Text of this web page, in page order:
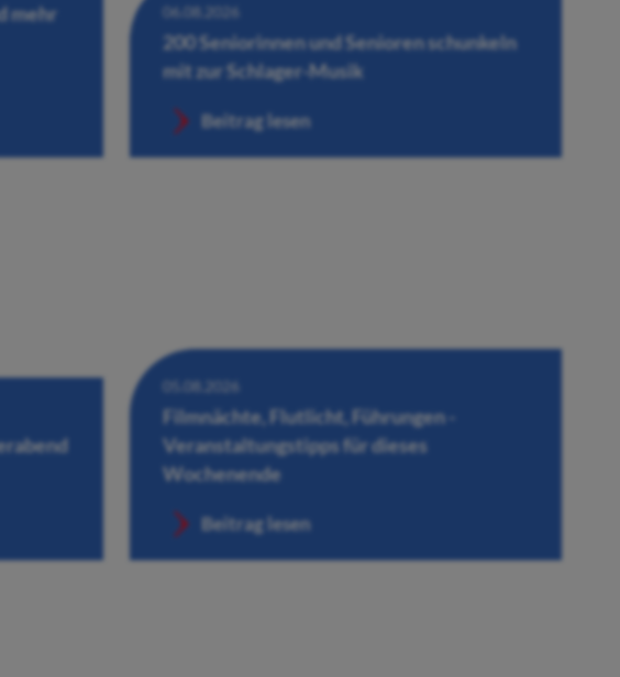
mehr
06.08.2026
200 Seniorinnen und Senioren schunkeln
mit zur Schlager-Musik
Beitrag lesen
05.08.2026
Filmnächte, Flutlicht, Führungen -
Veranstaltungstipps für dieses
Wochenende
Beitrag lesen